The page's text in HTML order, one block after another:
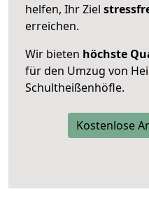
helfen, Ihr Ziel
erreichen.
Wir bieten höchste
für den Umzug von
Schultheißenhöfle.
Kostenlose